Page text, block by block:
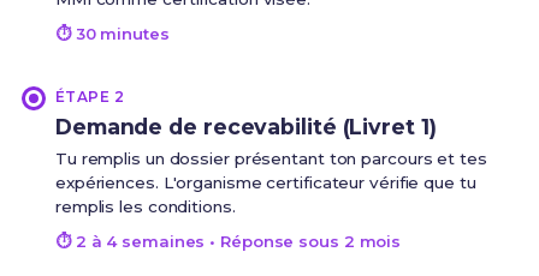
⏱ 30 minutes
ÉTAPE 2
Demande de recevabilité (Livret 1)
Tu remplis un dossier présentant ton parcours et tes
expériences. L'organisme certificateur vérifie que tu
remplis les conditions.
⏱ 2 à 4 semaines • Réponse sous 2 mois